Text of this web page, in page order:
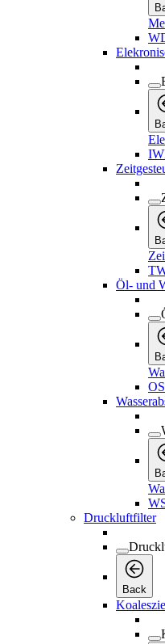
Öl- und
Druckluftfilter
Back